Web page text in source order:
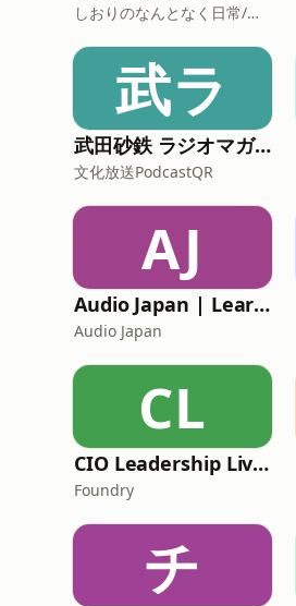
しおりのなんとなく日常/詩織
武ラ
武田砂鉄 ラジオマガジン
文化放送PodcastQR
AJ
Audio Japan | Learning Japan with you
Audio Japan
CL
CIO Leadership Live: Japan
Foundry
チ